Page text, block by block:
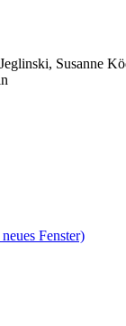
Susanne
Fenster)